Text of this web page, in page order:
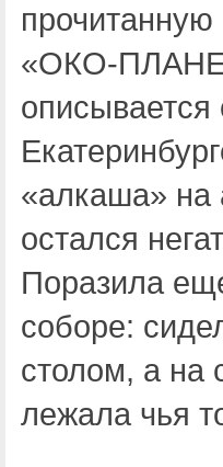
«ОКО-
описывается
«алкаша» на
остался
Поразила
соборе:
столом, а на
лежала чья